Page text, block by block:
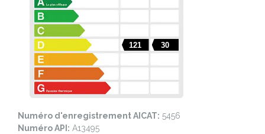
121 30
Numéro d'enregistrement AICAT: 5456
Numéro API: A13495